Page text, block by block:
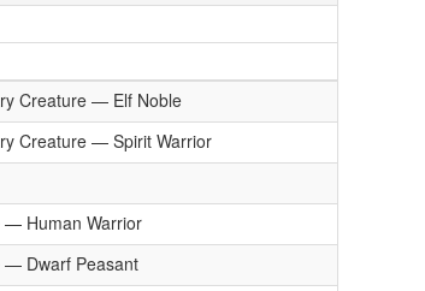
Creature — Elf Noble
Creature — Spirit Warrior
— Human Warrior
— Dwarf Peasant